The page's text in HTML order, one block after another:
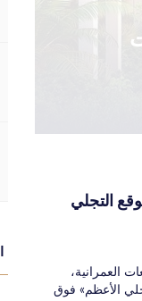
التجلي
العمرانية،
الأعظم» فوق